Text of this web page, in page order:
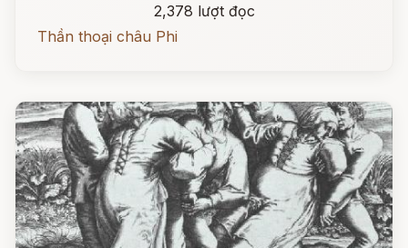
2,378 lượt đọc
Thần thoại châu Phi